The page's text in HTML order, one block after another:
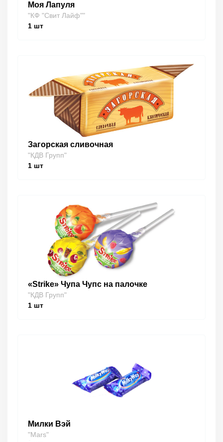
Моя Лапуля
"КФ "Свит Лайф""
1 шт
Загорская сливочная
"КДВ Групп"
1 шт
«Strike» Чупа Чупс на палочке
"КДВ Групп"
1 шт
Милки Вэй
"Mars"